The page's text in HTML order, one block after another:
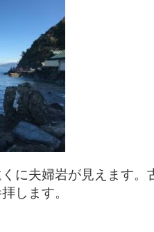
に夫婦岩が見えます。
します。